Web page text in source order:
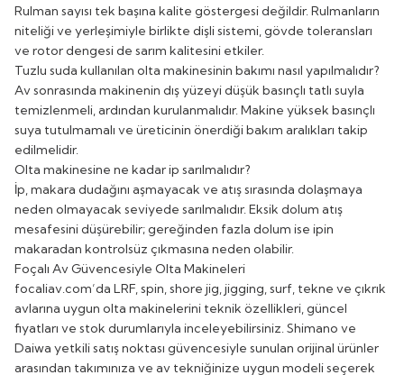
Rulman sayısı tek başına kalite göstergesi değildir. Rulmanların
niteliği ve yerleşimiyle birlikte dişli sistemi, gövde toleransları
ve rotor dengesi de sarım kalitesini etkiler.
Tuzlu suda kullanılan olta makinesinin bakımı nasıl yapılmalıdır?
Av sonrasında makinenin dış yüzeyi düşük basınçlı tatlı suyla
temizlenmeli, ardından kurulanmalıdır. Makine yüksek basınçlı
suya tutulmamalı ve üreticinin önerdiği bakım aralıkları takip
edilmelidir.
Olta makinesine ne kadar ip sarılmalıdır?
İp, makara dudağını aşmayacak ve atış sırasında dolaşmaya
neden olmayacak seviyede sarılmalıdır. Eksik dolum atış
mesafesini düşürebilir; gereğinden fazla dolum ise ipin
makaradan kontrolsüz çıkmasına neden olabilir.
Foçalı Av Güvencesiyle Olta Makineleri
focaliav.com’da LRF, spin, shore jig, jigging, surf, tekne ve çıkrık
avlarına uygun olta makinelerini teknik özellikleri, güncel
fiyatları ve stok durumlarıyla inceleyebilirsiniz. Shimano ve
Daiwa yetkili satış noktası güvencesiyle sunulan orijinal ürünler
arasından takımınıza ve av tekniğinize uygun modeli seçerek